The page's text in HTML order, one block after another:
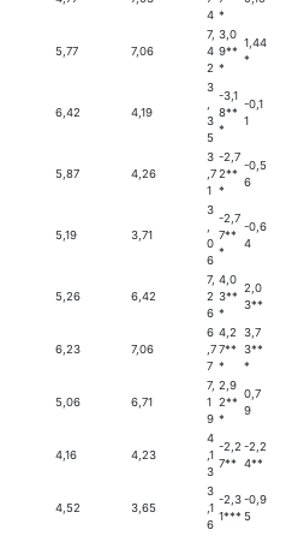
4 *
5,77 7,06
7,
4
2
3,0
9**
*
1,44
*
6,42 4,19
3
3
5
-3,1
8**
*
-0,1
1
5,87 4,26
3
,7
1
-2,7
2**
*
-0,5
6
5,19 3,71
3
0
6
-2,7
7**
*
-0,6
4
5,26 6,42
7,
2
6
4,0
3**
*
2,0
3**
6,23 7,06
6
,7
7
4,2
7**
*
3,7
3**
*
5,06 6,71
7,
1
9
2,9
2**
*
0,7
9
4,16 4,23
4
,1
3
-2,2
7**
-2,2
4**
4,52 3,65
3
,1
6
-2,3
1***
-0,9
5